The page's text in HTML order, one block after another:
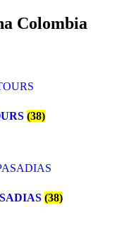
Colombia
(38)
(38)